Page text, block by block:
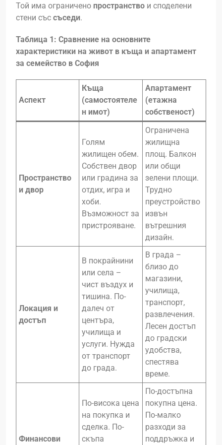
Той има ограничено пространство и споделени
стени със съседи.
Таблица 1: Сравнение на основните
характеристики на живот в къща и апартамент
за семейство в София
Аспект
Къща
(самостоятеле
н имот)
Апартамент
(етажна
собственост)
Пространство
и двор
Голям
жилищен обем.
Собствен двор
или градина за
отдих, игра и
хоби.
Възможност за
пристрояване.
Ограничена
жилищна
площ. Балкон
или общи
зелени площи.
Трудно
преустройство
извън
вътрешния
дизайн.
Локация и
достъп
В покрайнини
или села –
чист въздух и
тишина. По-
далеч от
центъра,
училища и
услуги. Нужда
от транспорт
до града.
В града –
близо до
магазини,
училища,
транспорт,
развлечения.
Лесен достъп
до градски
удобства,
спестява
време.
Финансови
По-висока цена
на покупка и
сделка. По-
скъпа
По-достъпна
покупна цена.
По-малко
разходи за
поддръжка и